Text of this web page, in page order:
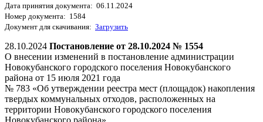
Дата принятия документа: 06.11.2024
Номер документа: 1584
Документ для скачивания: Загрузить
28.10.2024 Постановление от 28.10.2024 № 1554
О внесении изменений в постановление администрации
Новокубанского городского поселения Новокубанского
района от 15 июля 2021 года
№ 783 «Об утверждении реестра мест (площадок) накопления
твердых коммунальных отходов, расположенных на
территории Новокубанского городского поселения
Новокубанского района»